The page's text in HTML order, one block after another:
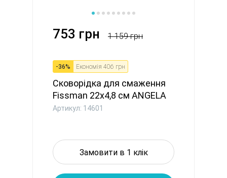
753 грн 1 159 грн
-36% Економія 406 грн
Сковорідка для смаження
Fissman 22x4,8 см ANGELA
л...
Артикул: 14601
Замовити в 1 клік